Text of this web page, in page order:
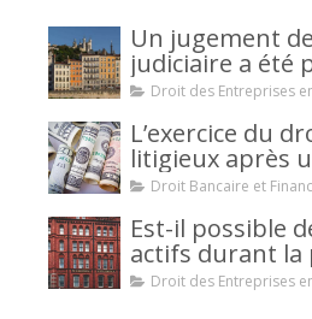
Un jugement
judiciaire a été
votre encontre :
Droit des Entreprises
L’exercice du
litigieux après
créance : un
la caution.
Droit Bancaire et
Est-il possible
actifs durant la
d’observation
Droit des Entreprises